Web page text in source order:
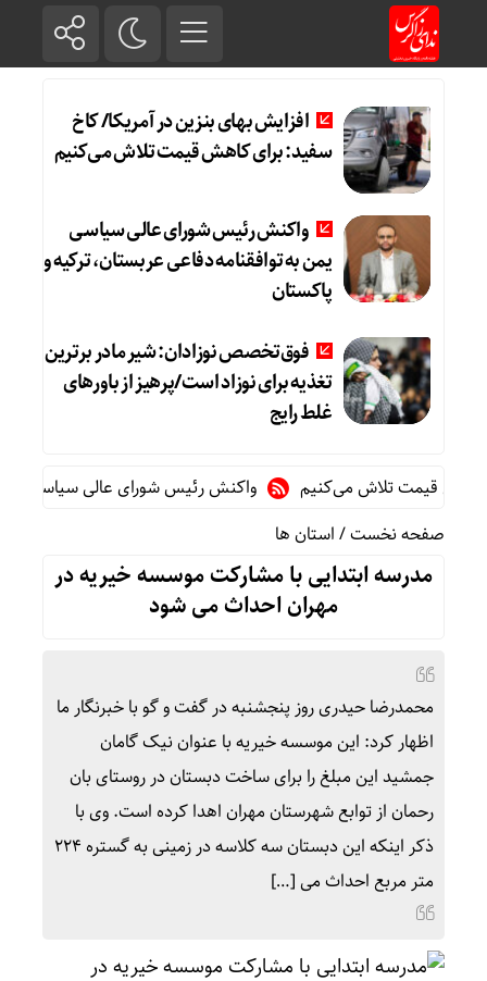
افزایش بهای بنزین در آمریکا/ کاخ
سفید: برای کاهش قیمت تلاش می‌کنیم
واکنش رئیس شورای عالی سیاسی
یمن به توافقنامه دفاعی عربستان، ترکیه و
پاکستان
فوق‌تخصص نوزادان: شیر مادر برترین
تغذیه برای نوزاد است/پرهیز از باورهای
غلط رایج
قیمت تلاش می‌کنیم
واکنش رئیس شورای عالی سیاسی یمن به
صفحه نخست/استان ها
مدرسه ابتدایی با مشارکت موسسه خیریه در
مهران احداث می شود
محمدرضا حیدری روز پنجشنبه در گفت و گو با خبرنگار ما
اظهار کرد: این موسسه خیریه با عنوان نیک گامان
جمشید این مبلغ را برای ساخت دبستان در روستای بان
رحمان از توابع شهرستان مهران اهدا کرده است. وی با
ذکر اینکه این دبستان سه کلاسه در زمینی به گستره ۲۲۴
متر مربع احداث می […]